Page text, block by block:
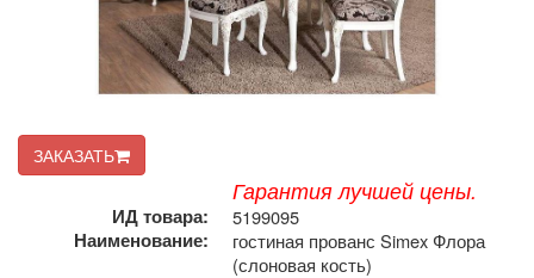
ЗАКАЗАТЬ
Гарантия лучшей цены.
ИД товара:
5199095
Наименование:
гостиная прованс Simex Флора
(слоновая кость)